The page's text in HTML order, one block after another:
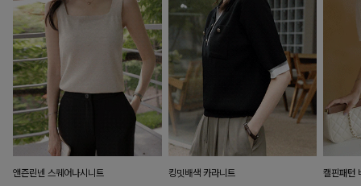
앤즌린넨 스퀘어나시니트 킹밋배색 카라니트 캘핀패턴